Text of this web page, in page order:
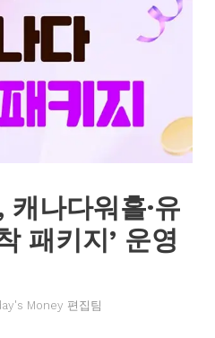
나다워홀·유
패키지’ 운영
Money 편집팀